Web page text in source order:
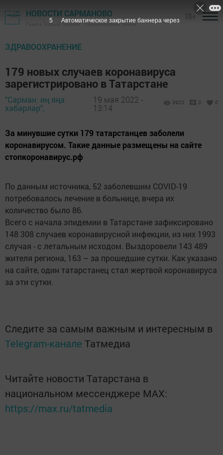
НОВОСТИ САРМАНОВО
Газета "Новый Сарман" - Сармановский район
ЗДРАВООХРАНЕНИЕ
179 новых случаев коронавируса
зарегистрировано в Татарстане
"Сарман: иң яңа
хәбәрләр",
19 мая 2022 -
13:14
3920 0 0
За минувшие сутки 179 татарстанцев заболели
коронавирусом. Такие данные размещены на сайте
стопкоронавирус.рф
По данным источника, 52 заболевшим COVID-19
потребовалось лечение в больнице, вчера их
количество было 86.
Всего с начала эпидемии в Татарстане зафиксировано
148 308 случаев коронавирусной инфекции, из них 1993
случая - с летальным исходом. Выздоровели 143 489
жителя региона, 163 – за прошедшие сутки. Как указано
на сайте, один татарстанец стал жертвой коронавируса
за эти сутки.
Следите за самым важным и интересным в
Telegram-канале Татмедиа
Читайте новости Татарстана в
национальном мессенджере MАХ:
https://max.ru/tatmedia
4 Автоматическое закрытие баннера через